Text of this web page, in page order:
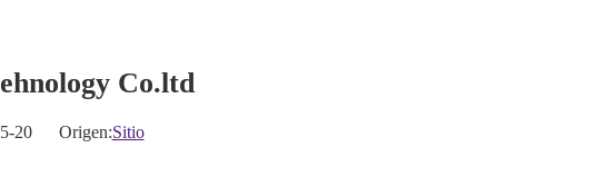
Co.ltd
20 Origen:Sitio